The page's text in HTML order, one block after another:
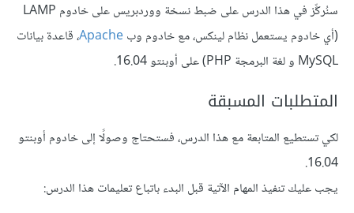
سنُركِّز في هذا الدرس على ضبط نسخة ووردبريس على خادوم LAMP
(أي خادوم يستعمل نظام لينكس، مع خادوم وبApache، قاعدة بيانات
MySQL و لغة البرمجة PHP) على أوبنتو 16.04.
المتطلبات المسبقة
لكي تستطيع المتابعة مع هذا الدرس، فستحتاج وصولًا إلى خادوم أوبنتو
16.04.
يجب عليك تنفيذ المهام الآتية قبل البدء باتباع تعليمات هذا الدرس: